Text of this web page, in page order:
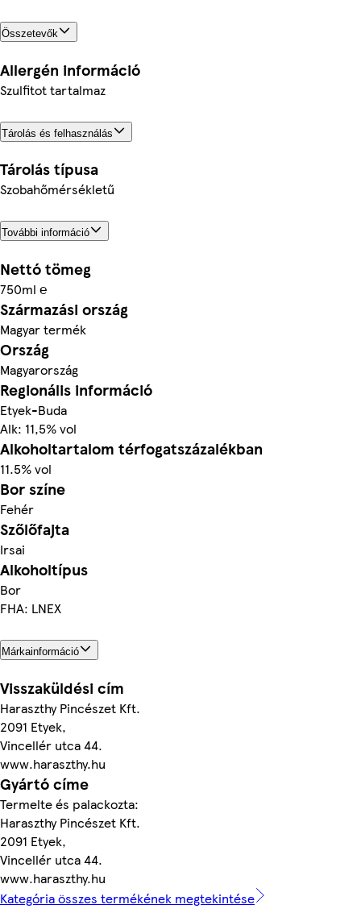
Összetevők
Allergén információ
Szulfitot tartalmaz
Tárolás és felhasználás
Tárolás típusa
Szobahőmérsékletű
További információ
Nettó tömeg
750ml ℮
Származási ország
Magyar termék
Ország
Magyarország
Regionális információ
Etyek-Buda
Alk: 11,5% vol
Alkoholtartalom térfogatszázalékban
11.5% vol
Bor színe
Fehér
Szőlőfajta
Irsai
Alkoholtípus
Bor
FHA: LNEX
Márkainformáció
Visszaküldési cím
Haraszthy Pincészet Kft.
2091 Etyek,
Vincellér utca 44.
www.haraszthy.hu
Gyártó címe
Termelte és palackozta:
Haraszthy Pincészet Kft.
2091 Etyek,
Vincellér utca 44.
www.haraszthy.hu
Kategória összes termékének megtekintése